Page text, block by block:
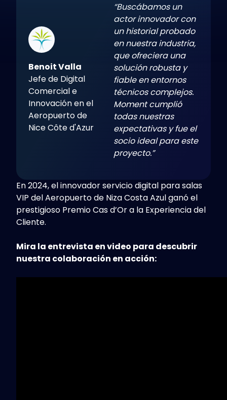
Benoit Valla
Jefe de Digital
Comercial e
Innovación en el
Aeropuerto de
Nice Côte d'Azur
“Buscábamos un
actor innovador con
un historial probado
en nuestra industria,
que ofreciera una
solución robusta y
fiable en entornos
técnicos complejos.
Moment cumplió
todas nuestras
expectativas y fue el
socio ideal para este
proyecto.”
En 2024, el innovador servicio digital para salas
VIP del Aeropuerto de Niza Costa Azul ganó el
prestigioso Premio Cas d’Or a la Experiencia del
Cliente.
Mira la entrevista en video para descubrir
nuestra colaboración en acción: